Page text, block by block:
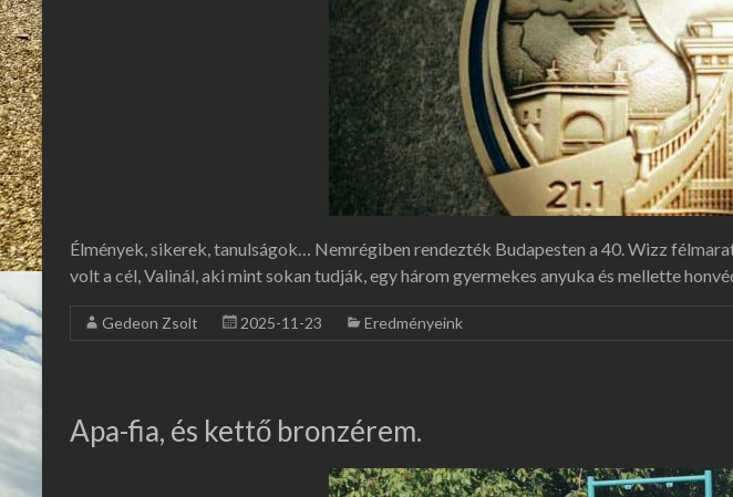
Élmények, sikerek, tanulságok… Nemrégiben rendezték Budapesten a 40. Wizz
volt a cél, Valinál, aki mint sokan tudják, egy három gyermekes anyuka és mellette
Gedeon Zsolt 2025-11-23 Eredményeink
Apa-fia, és kettő bronzérem.